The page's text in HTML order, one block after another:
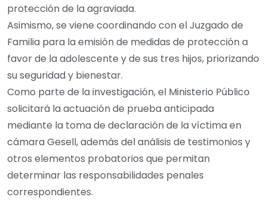
protección de la agraviada.
Asimismo, se viene coordinando con el Juzgado de
Familia para la emisión de medidas de protección a
favor de la adolescente y de sus tres hijos, priorizando
su seguridad y bienestar.
Como parte de la investigación, el Ministerio Público
solicitará la actuación de prueba anticipada
mediante la toma de declaración de la víctima en
cámara Gesell, además del análisis de testimonios y
otros elementos probatorios que permitan
determinar las responsabilidades penales
correspondientes.